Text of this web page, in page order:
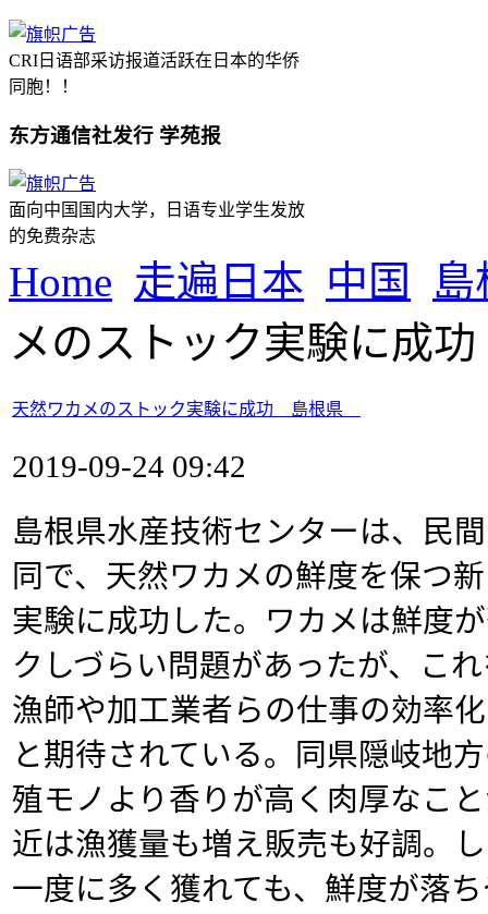
CRI日语部采访报道活跃在日本的华侨
同胞！！
东方通信社发行 学苑报
面向中国国内大学，日语专业学生发放
的免费杂志
Home 走遍日本 中国
島
メのストック実験に
天然ワカメのストック実験に成功 島根県
2019-09-24 09:42
島根県水産技術センターは、民
同で、天然ワカメの鮮度を保つ
実験に成功した。ワカメは鮮度
クしづらい問題があったが、こ
漁師や加工業者らの仕事の効率
と期待されている。同県隠岐地
殖モノより香りが高く肉厚なこ
近は漁獲量も増え販売も好調。
一度に多く獲れても、鮮度が落